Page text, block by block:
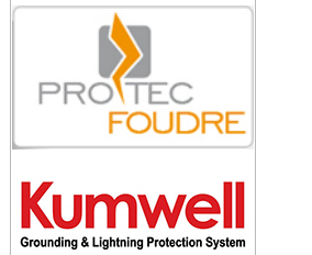
25+NE100
KIM THU SÉT ABB OPR